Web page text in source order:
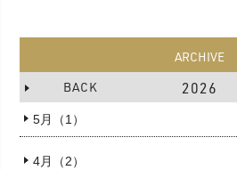
ARCHIVE
BACK
2026
5月（1）
4月（2）